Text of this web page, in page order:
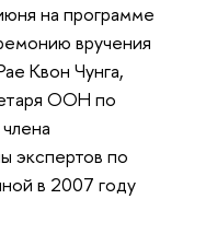
на программе
вручения
Квон Чунга,
ООН по
экспертов по
в 2007 году